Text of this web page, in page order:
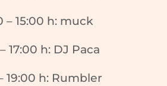
– 15:00 h: muck
17:00 h: DJ Paca
19:00 h: Rumbler